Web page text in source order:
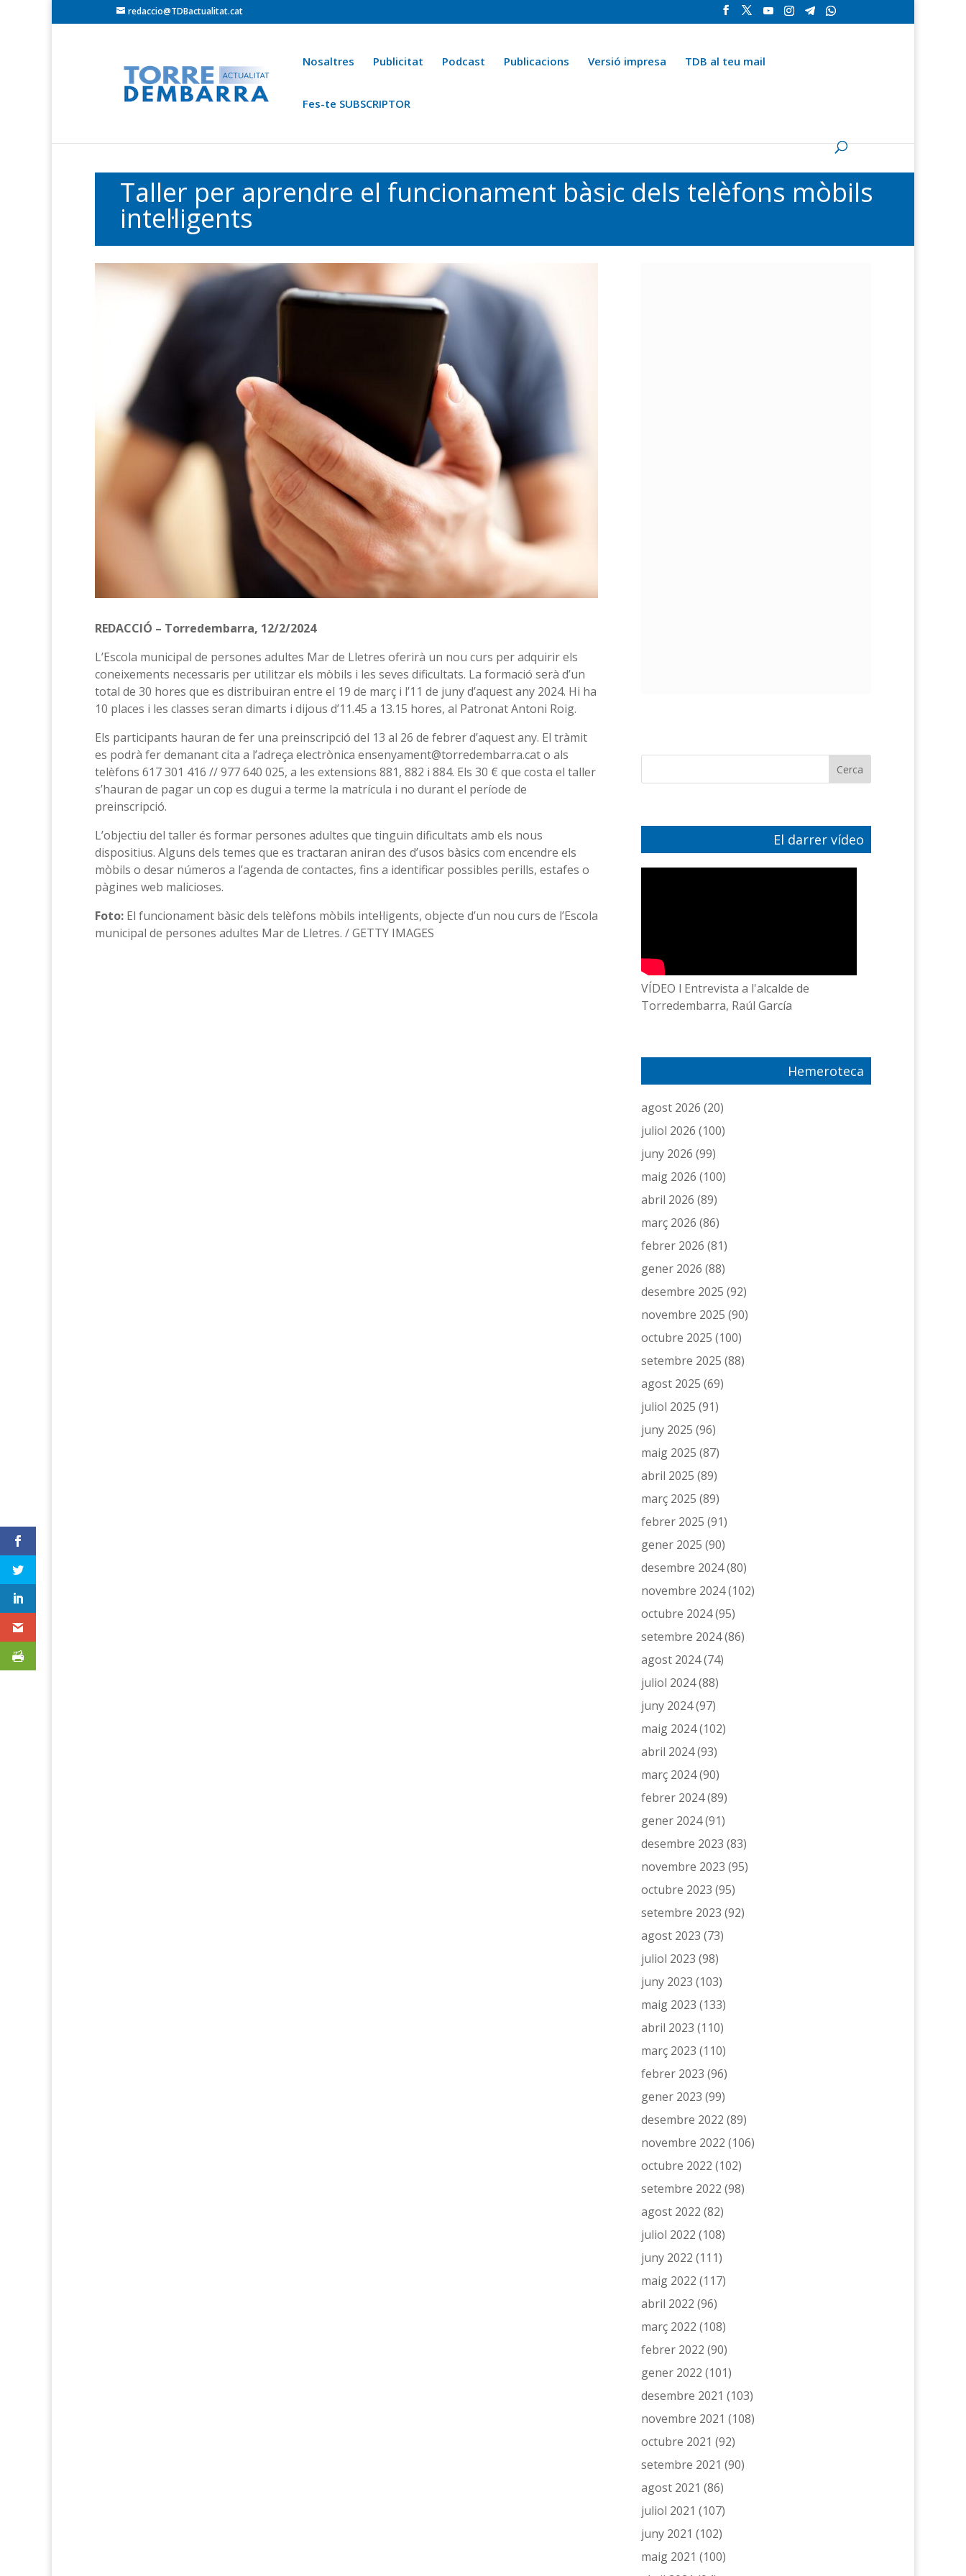
redaccio@TDBactualitat.cat
Nosaltres Publicitat Podcast Publicacions Versió impresa TDB al teu mail
Fes-te SUBSCRIPTOR
Crònica Ara fa 25 anys
Taller per aprendre el funcionament bàsic dels telèfons mòbils
intel·ligents
REDACCIÓ – Torredembarra, 12/2/2024
L’Escola municipal de persones adultes Mar de Lletres oferirà un nou curs per adquirir els
coneixements necessaris per utilitzar els mòbils i les seves dificultats. La formació serà d’un
total de 30 hores que es distribuiran entre el 19 de març i l’11 de juny d’aquest any 2024. Hi ha
10 places i les classes seran dimarts i dijous d’11.45 a 13.15 hores, al Patronat Antoni Roig.
Els participants hauran de fer una preinscripció del 13 al 26 de febrer d’aquest any. El tràmit
es podrà fer demanant cita a l’adreça electrònica ensenyament@torredembarra.cat o als
telèfons 617 301 416 // 977 640 025, a les extensions 881, 882 i 884. Els 30 € que costa el taller
s’hauran de pagar un cop es dugui a terme la matrícula i no durant el període de
preinscripció.
L’objectiu del taller és formar persones adultes que tinguin dificultats amb els nous
dispositius. Alguns dels temes que es tractaran aniran des d’usos bàsics com encendre els
mòbils o desar números a l’agenda de contactes, fins a identificar possibles perills, estafes o
pàgines web malicioses.
Foto: El funcionament bàsic dels telèfons mòbils intel·ligents, objecte d’un nou curs de l’Escola
municipal de persones adultes Mar de Lletres. / GETTY IMAGES
El darrer vídeo
VÍDEO l Entrevista a l'alcalde de
Torredembarra, Raúl García
Hemeroteca
agost 2026 (20)
juliol 2026 (100)
juny 2026 (99)
maig 2026 (100)
abril 2026 (89)
març 2026 (86)
febrer 2026 (81)
gener 2026 (88)
desembre 2025 (92)
novembre 2025 (90)
octubre 2025 (100)
setembre 2025 (88)
agost 2025 (69)
juliol 2025 (91)
juny 2025 (96)
maig 2025 (87)
abril 2025 (89)
març 2025 (89)
febrer 2025 (91)
gener 2025 (90)
desembre 2024(80)
novembre 2024(102)
octubre 2024(95)
setembre 2024(86)
agost 2024(74)
juliol 2024(88)
juny 2024(97)
maig 2024(102)
abril 2024(93)
març 2024(90)
febrer 2024(89)
gener 2024(91)
desembre 2023 (83)
novembre 2023 (95)
octubre 2023 (95)
setembre 2023 (92)
agost 2023 (73)
juliol 2023 (98)
juny 2023 (103)
maig 2023 (133)
abril 2023 (110)
març 2023 (110)
febrer 2023 (96)
gener 2023 (99)
desembre 2022 (89)
novembre 2022 (106)
octubre 2022 (102)
setembre 2022 (98)
agost 2022 (82)
juliol 2022 (108)
juny 2022 (111)
maig 2022 (117)
abril 2022 (96)
març 2022 (108)
febrer 2022 (90)
gener 2022 (101)
desembre 2021 (103)
novembre 2021 (108)
octubre 2021 (92)
setembre 2021 (90)
agost 2021 (86)
juliol 2021 (107)
juny 2021 (102)
maig 2021 (100)